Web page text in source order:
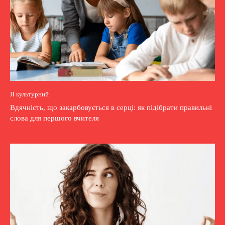
Я культурний
Вдячність, що закарбовується в серці: як підібрати правильні
слова для першого вчителя